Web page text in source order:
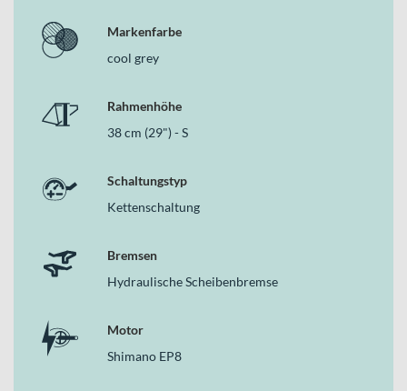
Markenfarbe
cool grey
Rahmenhöhe
38 cm (29") - S
Schaltungstyp
Kettenschaltung
Bremsen
Hydraulische Scheibenbremse
Motor
Shimano EP8